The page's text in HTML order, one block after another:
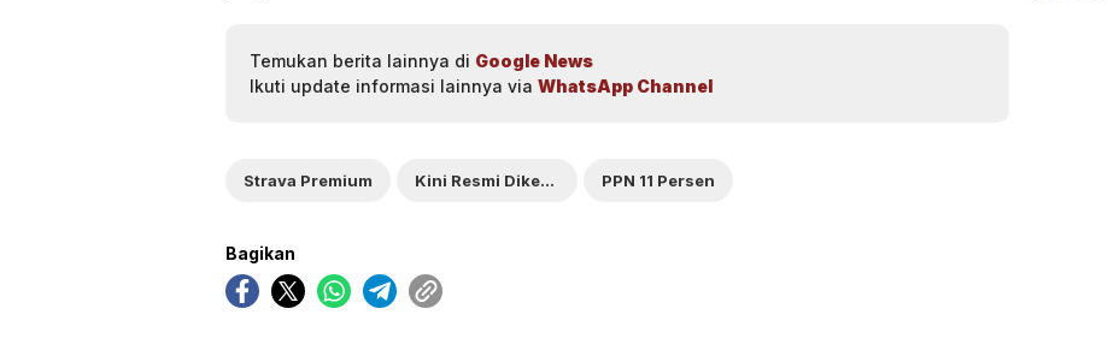
Temukan berita lainnya di Google News
Ikuti update informasi lainnya via WhatsApp Channel
Strava Premium Kini Resmi Dikenai PPN 11 Persen
Bagikan